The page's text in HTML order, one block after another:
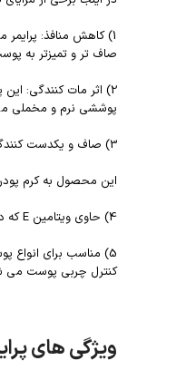
1) کاهش منافذ:
صاف تر و تمیزتر به
2) اثر مات کنندگی:
پوششی نرم و مخملی
3) صاف و یکدست کنندگی: با ایجاد یک لایه نازک پوست شما برای آرایش آماده شود.
این محصول به کرم
4) حاوی ویتامین E که در برابر اشعه های مضر و رایکال های آزاد محافظت می کند.
5) مناسب برای انواع
کنترل چربی پوست می
ویژگی های